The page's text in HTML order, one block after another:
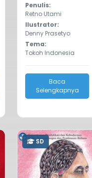
Penulis:
Retno Utami
Ilustrator:
Denny Prasetyo
Tema:
Tokoh Indonesia
Baca
Selengkapnya
SD